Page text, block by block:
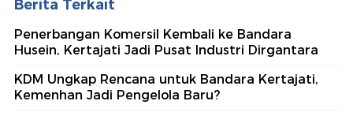
Berita Terkait
Penerbangan Komersil Kembali ke Bandara
Husein, Kertajati Jadi Pusat Industri Dirgantara
KDM Ungkap Rencana untuk Bandara Kertajati,
Kemenhan Jadi Pengelola Baru?